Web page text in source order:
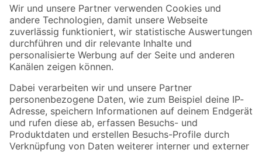
Der toom Newsletter: Keine Angebote und Aktionen mehr verpassen!
Zur Newsletter Anmeldung
Folge uns
Zahlungsarten Versandarten